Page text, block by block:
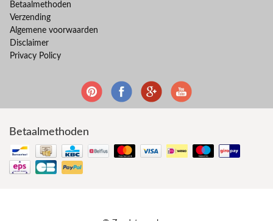
Betaalmethoden
Verzending
Algemene voorwaarden
Disclaimer
Privacy Policy
Betaalmethoden